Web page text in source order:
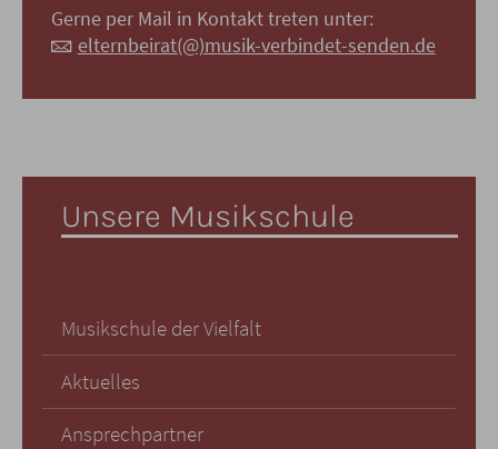
Gerne per Mail in Kontakt treten unter:
elternbeirat(@)musik-verbindet-senden.de
Unsere Musikschule
Musikschule der Vielfalt
Aktuelles
Ansprechpartner